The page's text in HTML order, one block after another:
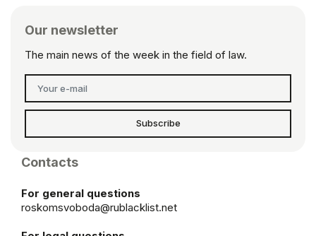
Our newsletter
The main news of the week in the field of law.
Subscribe
Contacts
For general questions
roskomsvoboda@rublacklist.net